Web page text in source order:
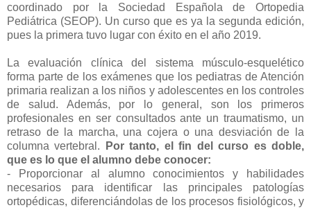
coordinado por la Sociedad Española de Ortopedia
Pediátrica (SEOP). Un curso que es ya la segunda edición,
pues la primera tuvo lugar con éxito en el año 2019.
La evaluación clínica del sistema músculo-esquelético
forma parte de los exámenes que los pediatras de Atención
primaria realizan a los niños y adolescentes en los controles
de salud. Además, por lo general, son los primeros
profesionales en ser consultados ante un traumatismo, un
retraso de la marcha, una cojera o una desviación de la
columna vertebral.
Por tanto, el fin del curso es doble,
que es lo que el alumno debe conocer:
- Proporcionar al alumno conocimientos y habilidades
necesarios para identificar las principales patologías
ortopédicas, diferenciándolas de los procesos fisiológicos, y